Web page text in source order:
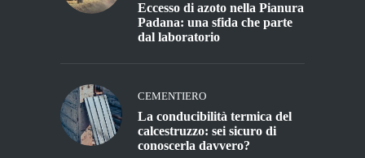
Eccesso di azoto nella Pianura
Padana: una sfida che parte
dal laboratorio
CEMENTIERO
La conducibilità termica del
calcestruzzo: sei sicuro di
conoscerla davvero?